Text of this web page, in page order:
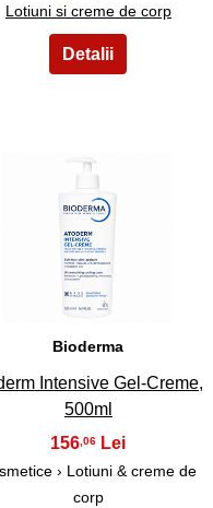
Lotiuni si creme de corp
24
Bioderma
Intensive Gel-Creme,
500ml
156 ,06
› Lotiuni & creme de
corp